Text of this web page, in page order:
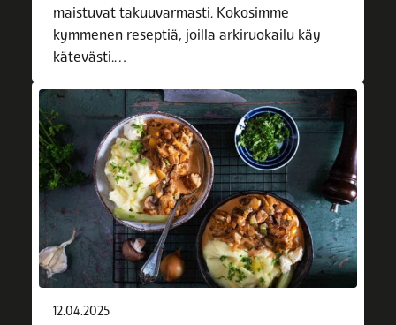
maistuvat takuuvarmasti. Kokosimme
kymmenen reseptiä, joilla arkiruokailu käy
kätevästi.…
12.04.2025